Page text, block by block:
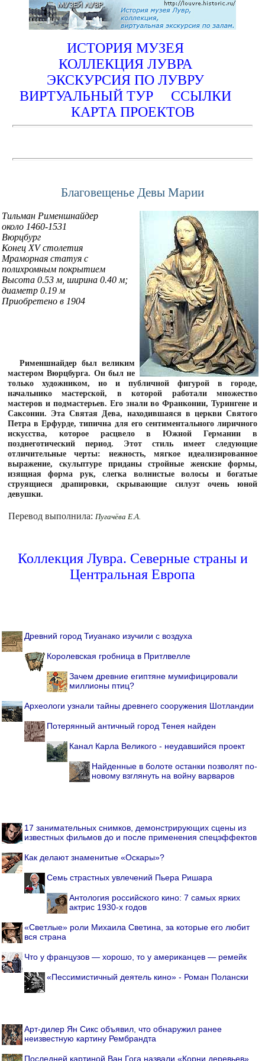
ИСТОРИЯ МУЗЕЯ
КОЛЛЕКЦИЯ ЛУВРА
ЭКСКУРСИЯ ПО ЛУВРУ
ВИРТУАЛЬНЫЙ ТУР
ССЫЛКИ
КАРТА ПРОЕКТОВ
Благовещенье Девы Марии
Тильман Рименшнайдер
около 1460-1531
Вюрцбург
Конец XV столетия
Мраморная статуя с
полихромным покрытием
Высота 0.53 м, ширина 0.40 м;
диаметр 0.19 м
Приобретено в 1904
Рименшнайдер был великим
мастером Вюрцбурга. Он был не
только художником, но и публичной фигурой в городе,
начальнико мастерской, в которой работали множество
мастеров и подмастерьев. Его знали во Франконии, Турингене и
Саксонии. Эта Святая Дева, находившаяся в церкви Святого
Петра в Ерфурде, типична для его сентиментального лиричного
искусства, которое расцвело в Южной Германии в
позднеготический период. Этот стиль имеет следующие
отличительные черты: нежность, мягкое идеализированное
выражение, скульптуре приданы стройные женские формы,
изящная форма рук, слегка волнистые волосы и богатые
струящиеся драпировки, скрывающие силуэт очень юной
девушки.
Перевод выполнила: Пугачёва Е.А.
Коллекция Лувра. Северные страны и
Центральная Европа
Древний город Тиуанако изучили с воздуха
Королевская гробница в Притлвелле
Зачем древние египтяне мумифицировали
миллионы птиц?
Археологи узнали тайны древнего сооружения Шотландии
Потерянный античный город Тенея найден
Канал Карла Великого - неудавшийся проект
Найденные в болоте останки позволят по-
новому взглянуть на войну варваров
17 занимательных снимков, демонстрирующих сцены из
известных фильмов до и после применения спецэффектов
Как делают знаменитые «Оскары»?
Семь страстных увлечений Пьера Ришара
Антология российского кино: 7 самых ярких
актрис 1930-х годов
«Светлые» роли Михаила Светина, за которые его любит
вся страна
Что у французов — хорошо, то у американцев — ремейк
«Пессимистичный деятель кино» - Роман Полански
Арт-дилер Ян Сикс объявил, что обнаружил ранее
неизвестную картину Рембрандта
Последней картиной Ван Гога назвали «Корни деревьев»